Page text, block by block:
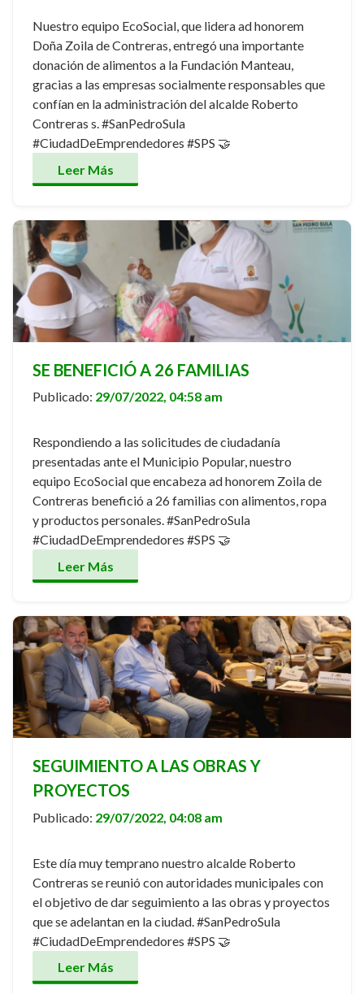
Nuestro equipo EcoSocial, que lidera ad honorem
Doña Zoila de Contreras, entregó una importante
donación de alimentos a la Fundación Manteau,
gracias a las empresas socialmente responsables que
confían en la administración del alcalde Roberto
Contreras s. #SanPedroSula
#CiudadDeEmprendedores #SPS 🤝
Leer Más
SE BENEFICIÓ A 26 FAMILIAS
Publicado: 29/07/2022, 04:58 am
Respondiendo a las solicitudes de ciudadanía
presentadas ante el Municipio Popular, nuestro
equipo EcoSocial que encabeza ad honorem Zoila de
Contreras benefició a 26 familias con alimentos, ropa
y productos personales. #SanPedroSula
#CiudadDeEmprendedores #SPS 🤝
Leer Más
SEGUIMIENTO A LAS OBRAS Y
PROYECTOS
Publicado: 29/07/2022, 04:08 am
Este día muy temprano nuestro alcalde Roberto
Contreras se reunió con autoridades municipales con
el objetivo de dar seguimiento a las obras y proyectos
que se adelantan en la ciudad. #SanPedroSula
#CiudadDeEmprendedores #SPS 🤝
Leer Más